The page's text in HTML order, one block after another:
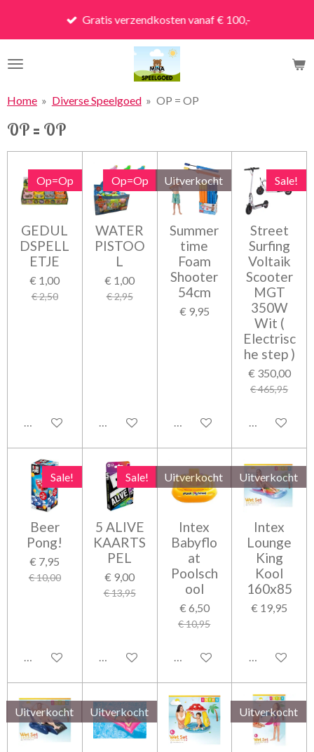
de
Gratis verzendkosten vanaf € 100,-
Home » Diverse Speelgoed » OP = OP
OP = OP
Op=Op
GEDUL
DSPELL
ETJE
€ 1,00
€ 2,50
Houd mij op de hoogte
Op=Op
WATER
PISTOO
L
€ 1,00
€ 2,95
In winkelwagen
Uitverkocht
Summer
time
Foam
Shooter
54cm
€ 9,95
Houd mij op de hoogte
Sale!
Street
Surfing
Voltaik
Scooter
MGT
350W
Wit (
Electrisc
he step )
€ 350,00
€ 465,95
In
Sale!
Beer
Pong!
€ 7,95
€ 10,00
In winkelwagen
Sale!
5 ALIVE
KAARTS
PEL
€ 9,00
€ 13,95
In winkelwagen
Uitverkocht
Intex
Babyflo
at
Poolsch
ool
€ 6,50
€ 10,95
Houd mij op de hoogte
Uitverkocht
Intex
Lounge
King
Kool
160x85
€ 19,95
Houd mij op
Uitverkocht Uitverkocht Uitverkocht